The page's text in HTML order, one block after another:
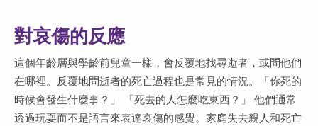
對哀傷的反應
這個年齡層與學齡前兒童一樣，會反覆地找尋逝者，或問他們
在哪裡。反覆地問逝者的死亡過程也是常見的情況。「你死的
時候會發生什麼事？」 「死去的人怎麼吃東西？」 他們通常
透過玩耍而不是語言來表達哀傷的感覺。家庭失去親人和死亡